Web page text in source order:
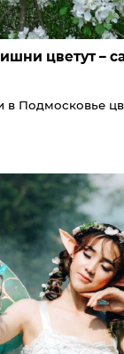
цветут –
в Подмосковье